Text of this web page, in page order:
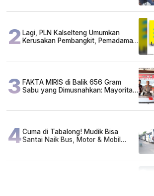
2 Lagi, PLN Kalselteng Umumkan
Kerusakan Pembangkit, Pemadaman
3 FAKTA MIRIS di Balik 656 Gram
Sabu yang Dimusnahkan: Mayoritas
4Cuma di Tabalong! Mudik Bisa
Santai Naik Bus, Motor & Mobil